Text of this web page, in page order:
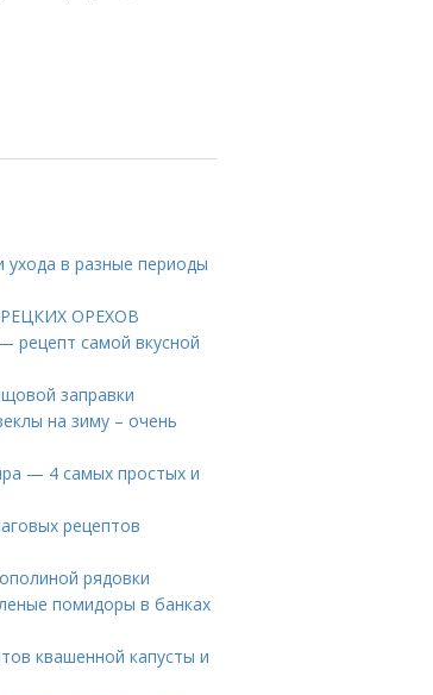
в разные периоды
ОРЕХОВ
рецепт самой вкусной
заправки
на зиму – очень
— 4 самых простых и
рецептов
рядовки
помидоры в банках
квашенной капусты и